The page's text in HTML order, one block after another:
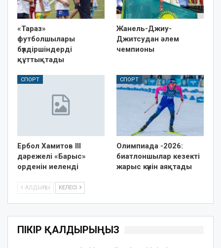
«Тараз»
футболшылары
бүлдіршіндерді
құттықтады
Жанель-Джиу-
Джитсудан әлем
чемпионы
СПОРТ
Ербол Хамитов III
дәрежелі «Барыс»
орденін иеленді
СПОРТ
Олимпиада -2026:
биатлоншылар кезекті
жарыс күнін аяқтады
АЛДЫҢҒЫ КЕЛЕСІ
ПІКІР ҚАЛДЫРЫҢЫЗ